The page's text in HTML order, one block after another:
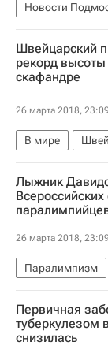
Новости
Московская
Швейцарский
рекорд
скафандре
26 марта 2018, 23:09
В мире
Лыжник
26 марта 2018, 23:09
Паралимпизм
Первичная
туберкулезом
снизилась